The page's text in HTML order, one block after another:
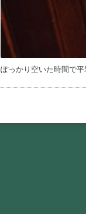
ぽっかり空いた時間で